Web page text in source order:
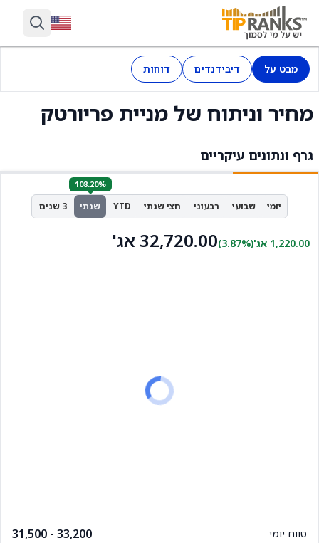
מבט על דיבידנדים דוחות
מחיר וניתוח של מניית פריורטק
גרף ונתונים עיקריים
יומי שבועי רבעוני חצי שנתי YTD שנתי
108.20%
3 שנים
1,220.00 אג' (3.87%) 32,720.00 אג'
טווח יומי 31,500 - 33,200